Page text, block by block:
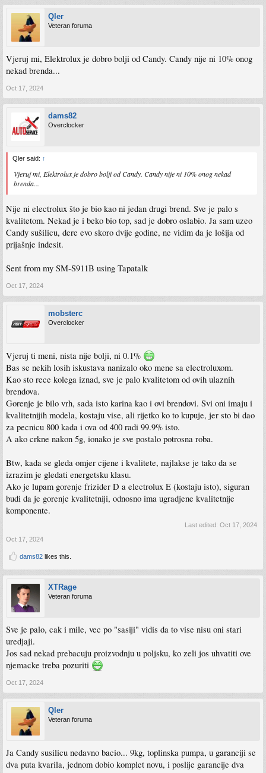
Qler
Veteran foruma
Vjeruj mi, Elektrolux je dobro bolji od Candy. Candy nije ni 10% onog
nekad brenda...
Oct 17, 2024
dams82
Overclocker
Qler said: ↑
Vjeruj mi, Elektrolux je dobro bolji od Candy. Candy nije ni 10% onog nekad
brenda...
Nije ni electrolux što je bio kao ni jedan drugi brend. Sve je palo s
kvalitetom. Nekad je i beko bio top, sad je dobro oslabio. Ja sam uzeo
Candy sušilicu, dere evo skoro dvije godine, ne vidim da je lošija od
prijašnje indesit.
Sent from my SM-S911B using Tapatalk
Oct 17, 2024
mobsterc
Overclocker
Vjeruj ti meni, nista nije bolji, ni 0.1%
Bas se nekih losih iskustava nanizalo oko mene sa electroluxom.
Kao sto rece kolega iznad, sve je palo kvalitetom od ovih ulaznih
brendova.
Gorenje je bilo vrh, sada isto karina kao i ovi brendovi. Svi oni imaju i
kvalitetnijih modela, kostaju vise, ali rijetko ko to kupuje, jer sto bi dao
za pecnicu 800 kada i ova od 400 radi 99.9% isto.
A ako crkne nakon 5g, ionako je sve postalo potrosna roba.
Btw, kada se gleda omjer cijene i kvalitete, najlakse je tako da se
izrazim je gledati energetsku klasu.
Ako je lupam gorenje frizider D a electrolux E (kostaju isto), siguran
budi da je gorenje kvalitetniji, odnosno ima ugradjene kvalitetnije
komponente.
Last edited: Oct 17, 2024
Oct 17, 2024
dams82 likes this.
XTRage
Veteran foruma
Sve je palo, cak i mile, vec po "sasiji" vidis da to vise nisu oni stari
uredjaji.
Jos sad nekad prebacuju proizvodnju u poljsku, ko zeli jos uhvatiti ove
njemacke treba pozuriti
Oct 17, 2024
Qler
Veteran foruma
Ja Candy susilicu nedavno bacio... 9kg, toplinska pumpa, u garanciji se
dva puta kvarila, jednom dobio komplet novu, i poslije garancije dva